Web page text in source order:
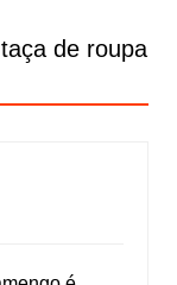
de roupa